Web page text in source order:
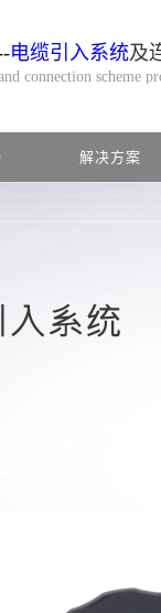
电缆引入系统及
connection scheme
解决方案